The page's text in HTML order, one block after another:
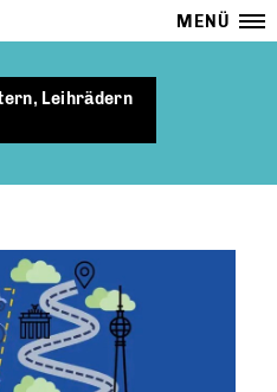
MENÜ
Leihrädern